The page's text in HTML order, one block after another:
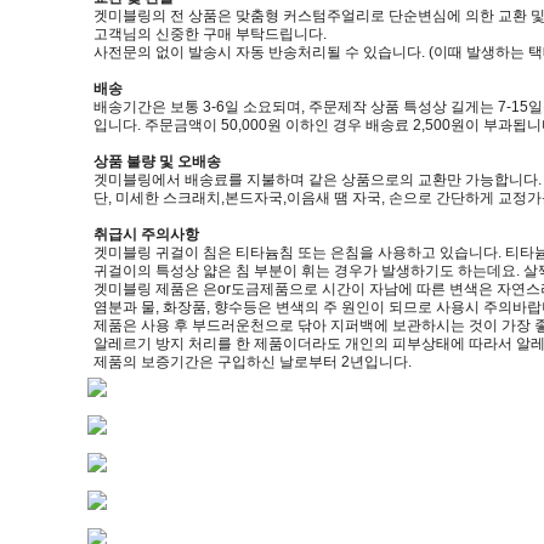
겟미블링의 전 상품은 맞춤형 커스텀주얼리로 단순변심에 의한 교환
고객님의 신중한 구매 부탁드립니다.
사전문의 없이 발송시 자동 반송처리될 수 있습니다. (이때 발생하는
배송
배송기간은 보통 3-6일 소요되며, 주문제작 상품 특성상 길게는 7-15
입니다. 주문금액이 50,000원 이하인 경우 배송료 2,500원이 부과됩니
상품 불량 및 오배송
겟미블링에서 배송료를 지불하며 같은 상품으로의 교환만 가능합니
단, 미세한 스크래치,본드자국,이음새 땜 자국, 손으로 간단하게 교정
취급시 주의사항
겟미블링 귀걸이 침은 티타늄침 또는 은침을 사용하고 있습니다. 티
귀걸이의 특성상 얇은 침 부분이 휘는 경우가 발생하기도 하는데요.
겟미블링 제품은 은or도금제품으로 시간이 자남에 따른 변색은 자연
염분과 물, 화장품, 향수등은 변색의 주 원인이 되므로 사용시 주의바
제품은 사용 후 부드러운천으로 닦아 지퍼백에 보관하시는 것이 가장
알레르기 방지 처리를 한 제품이더라도 개인의 피부상태에 따라서 알
제품의 보증기간은 구입하신 날로부터 2년입니다.